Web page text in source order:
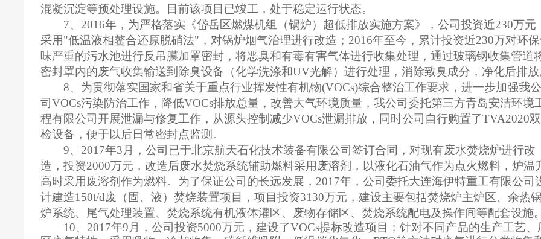
混凝沉淀等预处理设施。目前该项目已竣工，处于稳定运行状态。
7、2016年，为严格落实《岱岳区燃煤机组（锅炉）超低排放实施方案》，公司投资近230万元
采用"低温液相鳌合还原脱硝法"，对锅炉烟气治理进行改造；2016年至今，累计投资近230万对环
味严重的污水池进行反吊膜加罩密封，将恶臭和有毒有害气体进行收集处理，通过玻璃钢收集管道
密封罩内的废气收集输送到除臭设备（化学洗涤和UV光解）进行处理，消除致臭成分，净化后排放
8、为贯彻落实国家和省关于重点行业挥发性有机物(VOCs)综合整治工作要求，进一步加强我公
司VOCs污染防治工作，降低VOCs排放总量，改善大气环境质量，我公司委托第三方青岛安洁环境
程有限公司开展泄漏与修复工作，从源头控制减少VOCs泄漏排放，同时公司自行购置了TVA2020双
检设备，便于以后日常密封点监测。
9、2017年3月，公司已于北京航天石化技术装备有限公司签订合同，对现有废水焚烧炉进行改
造，投资2000万元，改造后废水焚烧系统辅助燃料采用废溶剂，以液化石油气作为点火燃料，炉温
高时采用废溶剂作为燃料。为了保证公司的长远发展，2017年，公司委托大连海伊特重工有限公司
计建造150t/d废（固、液）焚烧装置项目，项目投资3130万元，建设主要包括焚烧炉主炉区、余热锅
炉系统、尾气处理装置、焚烧系统有机液体灌区、废物存储区、焚烧系统配电及操作间等配套设施。
10、2017年9月，公司投资5000万元，建设了VOCs提标改造项目；针对不同产品的生产工艺、